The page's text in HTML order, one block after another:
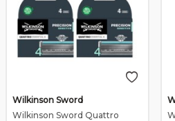
Wilkinson Sword
Wilkinson Sword Quattro